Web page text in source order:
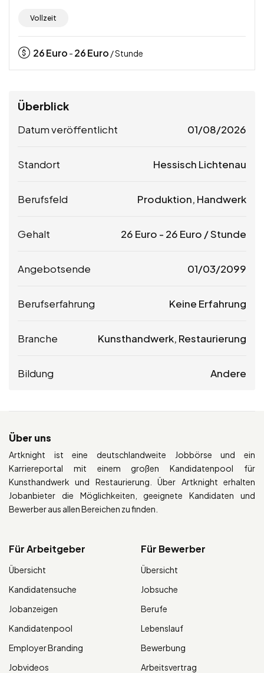
Vollzeit
26Euro - 26Euro / Stunde
Überblick
Datum veröffentlicht 01/08/2026
Standort Hessisch Lichtenau
Berufsfeld Produktion, Handwerk
Gehalt 26 Euro - 26 Euro / Stunde
Angebotsende 01/03/2099
Berufserfahrung Keine Erfahrung
Branche Kunsthandwerk, Restaurierung
Bildung Andere
Über uns
Artknight ist eine deutschlandweite Jobbörse und ein
Karriereportal mit einem großen Kandidatenpool für
Kunsthandwerk und Restaurierung. Über Artknight erhalten
Jobanbieter die Möglichkeiten, geeignete Kandidaten und
Bewerber aus allen Bereichen zu finden.
Für Arbeitgeber
Übersicht
Kandidatensuche
Jobanzeigen
Kandidatenpool
Employer Branding
Jobvideos
Für Bewerber
Übersicht
Jobsuche
Berufe
Lebenslauf
Bewerbung
Arbeitsvertrag